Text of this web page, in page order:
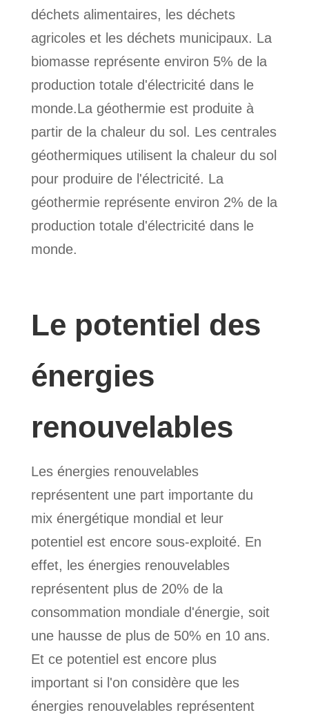
déchets alimentaires, les déchets
agricoles et les déchets municipaux. La
biomasse représente environ 5% de la
production totale d'électricité dans le
monde.La géothermie est produite à
partir de la chaleur du sol. Les centrales
géothermiques utilisent la chaleur du sol
pour produire de l'électricité. La
géothermie représente environ 2% de la
production totale d'électricité dans le
monde.
Le potentiel des
énergies
renouvelables
Les énergies renouvelables
représentent une part importante du
mix énergétique mondial et leur
potentiel est encore sous-exploité. En
effet, les énergies renouvelables
représentent plus de 20% de la
consommation mondiale d'énergie, soit
une hausse de plus de 50% en 10 ans.
Et ce potentiel est encore plus
important si l'on considère que les
énergies renouvelables représentent